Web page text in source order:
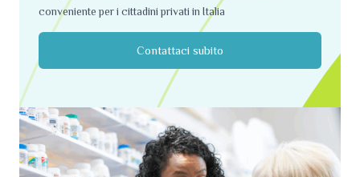
conveniente per i cittadini privati ​​in Italia
Contattaci subito